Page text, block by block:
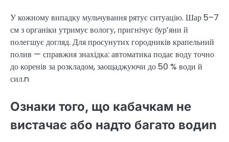
У кожному випадку мульчування рятує ситуацію. Шар 5–7
см з органіки утримує вологу, пригнічує бур’яни й
полегшує догляд. Для просунутих городників крапельний
полив — справжня знахідка: автоматика подає воду точно
до коренів за розкладом, заощаджуючи до 50 % води й
сил.n
Ознаки того, що кабачкам не
вистачає або надто багато водиn